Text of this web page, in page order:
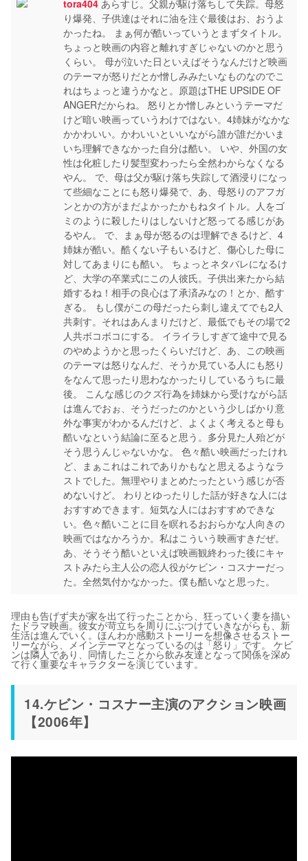
tora404 あらすじ。父親が駆け落ちして失踪。母怒
り爆発、子供達はそれに油を注ぐ最後はお、おうよ
かったね。 まぁ何が酷いっていうとまずタイトル。
ちょっと映画の内容と離れすぎじゃないのかと思う
くらい。 母が泣いた日といえばそうなんだけど映画
のテーマが怒りだとか憎しみみたいなものなのでこ
れはちょっと違うかなと。原題はTHE UPSIDE OF
ANGERだからね。 怒りとか憎しみというテーマだ
けど暗い映画っていうわけではない。4姉妹がなかな
かかわいい。かわいいといいながら誰が誰だかいま
いち理解できなかった自分は酷い。 いや、外国の女
性は化粧したり髪型変わったら全然わからなくなる
やん。 で、母は父が駆け落ち失踪して酒浸りになっ
て些細なことにも怒り爆発で、あ、母怒りのアフガ
ンとかの方がまだよかったかもねタイトル。人をゴ
ミのように殺したりはしないけど怒ってる感じがあ
るやん。 で、まぁ母が怒るのは理解できるけど、4
姉妹が酷い。酷くない子もいるけど、傷心した母に
対してあまりにも酷い。 ちょっとネタバレになるけ
ど、大学の卒業式にこの人彼氏。子供出来たから結
婚するね！相手の良心は了承済みなの！とか、酷す
ぎる。 もし僕がこの母だったら刺し違えてでも2人
共刺す。それはあんまりだけど、最低でもその場で2
人共ボコボコにする。 イライラしすぎて途中で見る
のやめようかと思ったくらいだけど、あ、この映画
のテーマは怒りなんだ、そうか見ている人にも怒り
をなんて思ったり思わなかったりしているうちに最
後。 こんな感じのクズ行為を姉妹から受けながら話
は進んでおぉ、そうだったのかという少しばかり意
外な事実がわかるんだけど、よくよく考えると母も
酷いなという結論に至ると思う。多分見た人殆どが
そう思うんじゃないかな。 色々酷い映画だったけれ
ど、まぁこれはこれでありかもなと思えるようなラ
ストでした。無理やりまとめたったという感じが否
めないけど。 わりとゆったりした話が好きな人には
おすすめできます。短気な人にはおすすめできな
い。色々酷いことに目を瞑れるおおらかな人向きの
映画ではなかろうか。私はこういう映画すきだぜ。
あ、そうそう酷いといえば映画観終わった後にキャ
ストみたら主人公の恋人役がケビン・コスナーだっ
た。全然気付かなかった。僕も酷いなと思った。
理由も告げず夫が家を出て行ったことから、狂っていく妻を描い
たドラマ映画。彼女が苛立ちを周りにぶつけていきながらも、新
生活は進んでいく。ほんわか感動ストーリーを想像させるストー
リーながら、メインテーマとなっているのは「怒り」です。 ケビ
ンは隣人であり、同情したことから飲み友達となって関係を深め
て行く重要なキャラクターを演じています。
14.ケビン・コスナー主演のアクション映画
【2006年】